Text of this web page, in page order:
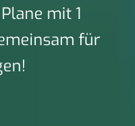
mit 1
für